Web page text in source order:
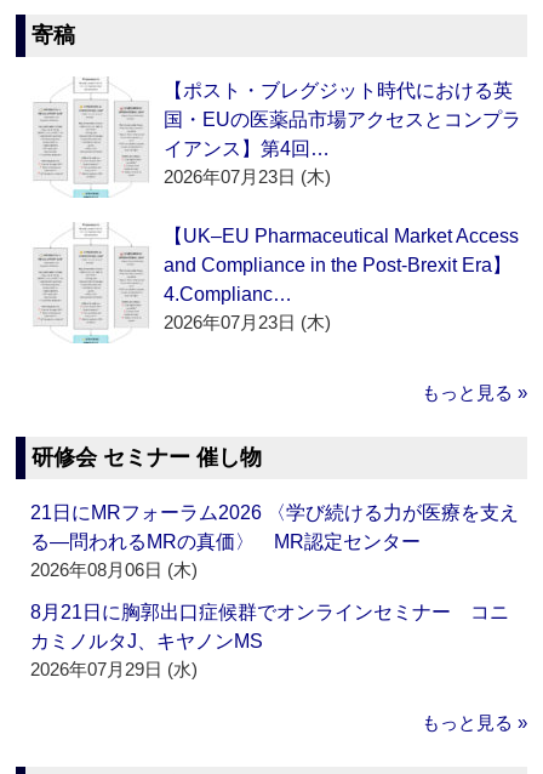
寄稿
【ポスト・ブレグジット時代における英
国・EUの医薬品市場アクセスとコンプラ
イアンス】第4回…
2026年07月23日 (木)
【UK–EU Pharmaceutical Market Access
and Compliance in the Post-Brexit Era】
4.Complianc…
2026年07月23日 (木)
もっと見る »
研修会 セミナー 催し物
21日にMRフォーラム2026 〈学び続ける力が医療を支え
る―問われるMRの真価〉 MR認定センター
2026年08月06日 (木)
8月21日に胸郭出口症候群でオンラインセミナー コニ
カミノルタJ、キヤノンMS
2026年07月29日 (水)
もっと見る »